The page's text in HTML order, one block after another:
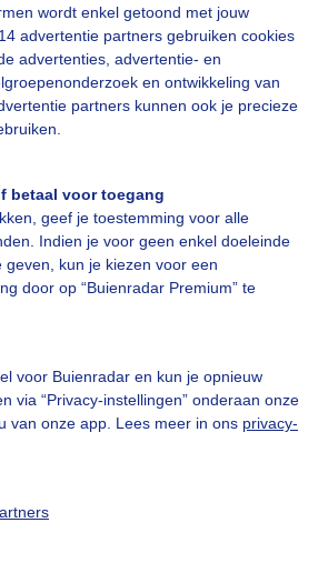
wordt enkel getoond met jouw
advertentie partners gebruiken cookies
advertenties, advertentie- en
en ontwikkeling van
partners kunnen ook je precieze
betaal voor toegang
geef je toestemming voor alle
Indien je voor geen enkel doeleinde
kun je kiezen voor een
door op “Buienradar Premium” te
voor Buienradar en kun je opnieuw
via “Privacy-instellingen” onderaan onze
van onze app. Lees meer in ons privacy-